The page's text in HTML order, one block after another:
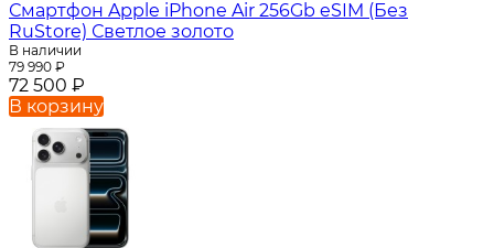
Смартфон Apple iPhone Air 256Gb eSIM (Без
RuStore) Светлое золото
В наличии
79 990 ₽
72 500 ₽
В корзину